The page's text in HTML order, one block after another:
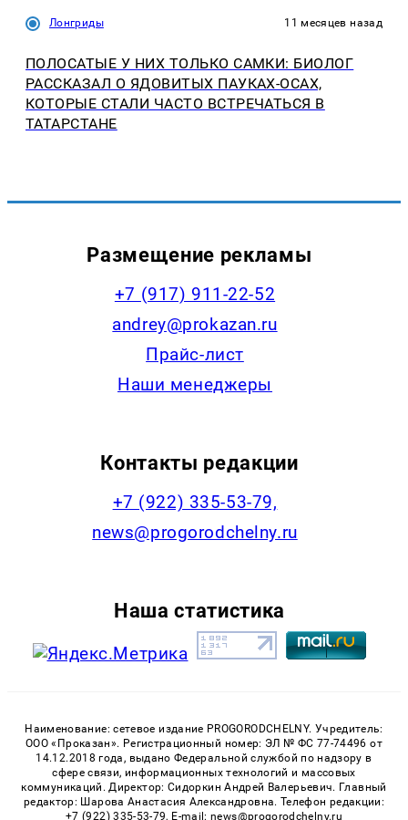
Лонгриды 11 месяцев назад
ПОЛОСАТЫЕ У НИХ ТОЛЬКО САМКИ: БИОЛОГ
РАССКАЗАЛ О ЯДОВИТЫХ ПАУКАХ-ОСАХ,
КОТОРЫЕ СТАЛИ ЧАСТО ВСТРЕЧАТЬСЯ В
ТАТАРСТАНЕ
Размещение рекламы
+7 (917) 911-22-52
andrey@prokazan.ru
Прайс-лист
Наши менеджеры
Контакты редакции
+7 (922) 335-53-79,
news@progorodchelny.ru
Наша статистика
Наименование: сетевое издание PROGORODCHELNY. Учредитель:
ООО «Проказан». Регистрационный номер: ЭЛ № ФС 77-74496 от
14.12.2018 года, выдано Федеральной службой по надзору в
сфере связи, информационных технологий и массовых
коммуникаций. Директор: Сидоркин Андрей Валерьевич. Главный
редактор: Шарова Анастасия Александровна. Телефон редакции:
+7 (922) 335-53-79, E-mail: news@progorodchelny.ru